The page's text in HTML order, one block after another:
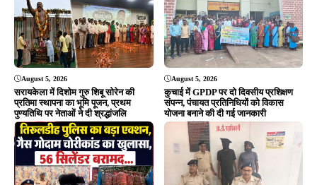
August 5, 2026
सरायकेला में दिशोम गुरु शिबू सोरेन की
प्रतिमा स्थापना का भूमि पूजन, प्रथम
पुण्यतिथि पर नेताओं ने दी श्रद्धांजलि
August 5, 2026
कुचाई में GPDP पर दो दिवसीय प्रशिक्षण
संपन्न, पंचायत प्रतिनिधियों को विकास
योजना बनाने की दी गई जानकारी